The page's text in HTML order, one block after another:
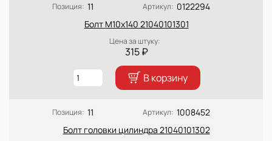
Позиция: 11 Артикул: 0122294
Болт М10х140 21040101301
Цена за штуку:
315 ₽
В корзину
Позиция: 11 Артикул: 1008452
Болт головки цилиндра 21040101302